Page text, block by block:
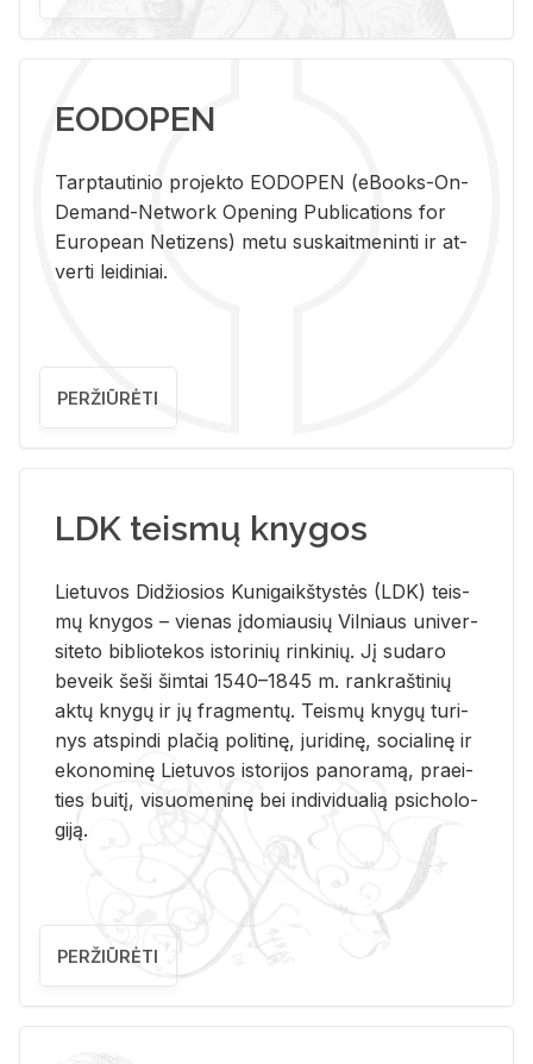
EODOPEN
Tarp­tau­ti­nio pro­jek­to EO­DO­PEN (eBo­oks-On-
De­mand-Ne­twork Ope­ning Pub­li­ca­tions for
Eu­ro­pe­an Ne­ti­zens) metu su­skait­me­nin­ti ir at­
ver­ti lei­di­niai.
PERŽIŪRĖTI
LDK teismų knygos
Lie­tu­vos Di­džio­sios Ku­ni­gaikš­tys­tės (LDK) teis­
mų kny­gos – vie­nas įdo­miau­sių Vil­niaus uni­ver­
si­te­to bi­b­lio­te­kos is­to­ri­nių rin­ki­nių. Jį su­da­ro
be­veik šeši šim­tai 1540–1845 m. rank­raš­ti­nių
aktų kny­gų ir jų frag­men­tų. Teis­mų kny­gų tu­ri­
nys at­spin­di pla­čią po­li­ti­nę, ju­ri­di­nę, so­cia­li­nę ir
eko­no­mi­nę Lie­tu­vos is­to­ri­jos pa­no­ra­mą, pra­ei­
ties bui­tį, vi­suo­me­ni­nę bei in­di­vi­dua­lią psi­cho­lo­
gi­ją.
PERŽIŪRĖTI